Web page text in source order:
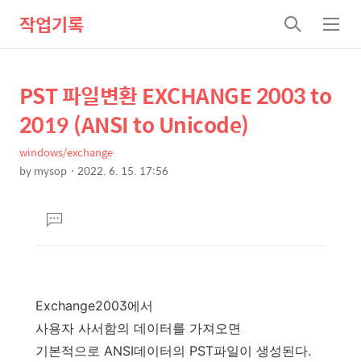
작업기록
검
색
메
뉴
상
세
컨
텐
본
문
제
목
PST 파일변환 EXCHANGE 2003 to
2019 (ANSI to Unicode)
windows/exchange
bymysop 2022. 6. 15. 17:56
댓
글
Exchange2003에서
사용자 사서함의 데이터를 가져오면
기본적으로 ANSI데이터의 PST파일이 생성된다.